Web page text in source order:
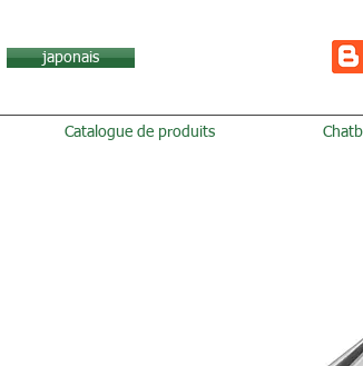
japonais
Catalogue de produits